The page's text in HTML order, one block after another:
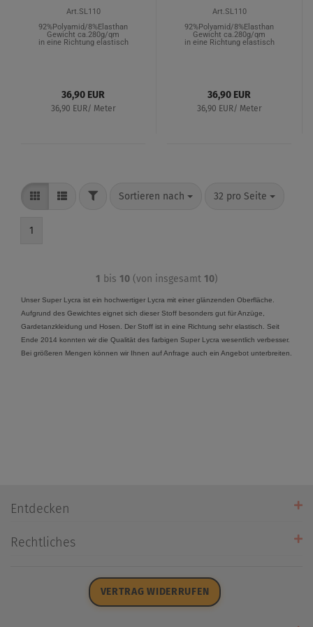
Art.SL110
92%Polyamid/8%Elasthan
Gewicht ca.280g/qm
in eine Richtung elastisch
36,90 EUR
36,90 EUR/ Meter
Art.SL110
92%Polyamid/8%Elasthan
Gewicht ca.280g/qm
in eine Richtung elastisch
36,90 EUR
36,90 EUR/ Meter
Sortieren nach 32 pro Seite
1
1 bis 10(von insgesamt 10)
Unser Super Lycra ist ein hochwertiger Lycra mit einer glänzenden Oberfläche.
Aufgrund des Gewichtes eignet sich dieser Stoff besonders gut für Anzüge,
Gardetanzkleidung und Hosen. Der Stoff ist in eine Richtung sehr elastisch. Seit
Ende 2014 konnten wir die Qualität des farbigen Super Lycra wesentlich verbesser.
Bei größeren Mengen können wir Ihnen auf Anfrage auch ein Angebot unterbreiten.
Entdecken
Öffnungszeiten
Rechtliches
VERTRAG WIDERRUFEN